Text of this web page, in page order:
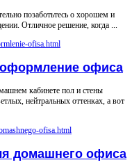
позаботьтесь о хорошем и
Отличное решение, когда ...
офиса
кабинете пол и стены
нейтральных оттенках, а вот
домашнего офиса